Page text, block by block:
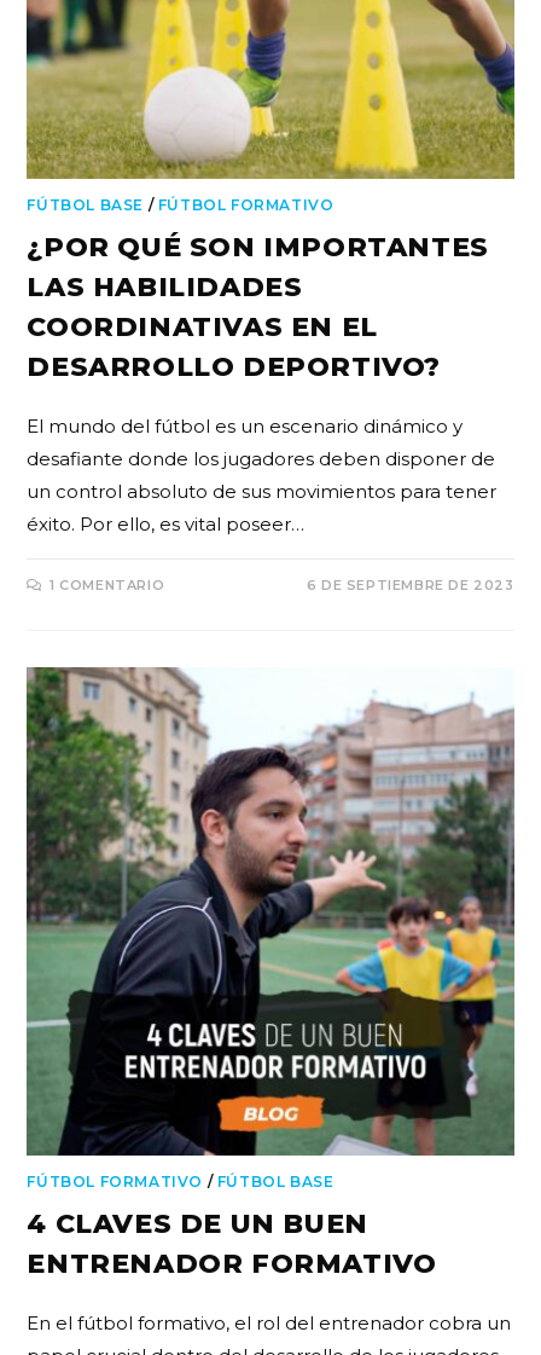
FÚTBOL BASE / FÚTBOL FORMATIVO
¿POR QUÉ SON IMPORTANTES
LAS HABILIDADES
COORDINATIVAS EN EL
DESARROLLO DEPORTIVO?
El mundo del fútbol es un escenario dinámico y
desafiante donde los jugadores deben disponer de
un control absoluto de sus movimientos para tener
éxito. Por ello, es vital poseer…
1 COMENTARIO 6 DE SEPTIEMBRE DE 2023
FÚTBOL FORMATIVO / FÚTBOL BASE
4 CLAVES DE UN BUEN
ENTRENADOR FORMATIVO
En el fútbol formativo, el rol del entrenador cobra un